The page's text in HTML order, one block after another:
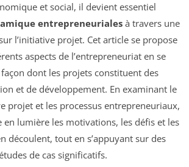
et social, il devient essentiel
entrepreneuriales à travers une
l’initiative projet. Cet article se propose
aspects de l’entrepreneuriat en se
dont les projets constituent des
et de développement. En examinant le
projet et les processus entrepreneuriaux,
en lumière les motivations, les défis et les
découlent, tout en s’appuyant sur des
de cas significatifs.